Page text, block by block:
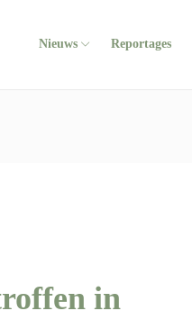
Nieuws Reportages
in